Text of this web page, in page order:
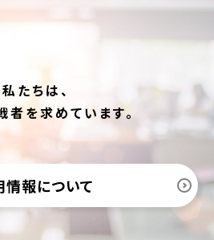
私たちは、
を求めています。
情報について